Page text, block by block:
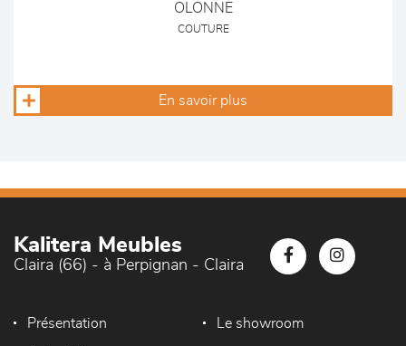
OLONNE
COUTURE
En savoir plus
Kalitera Meubles
Claira (66) - à Perpignan - Claira
Présentation Le showroom